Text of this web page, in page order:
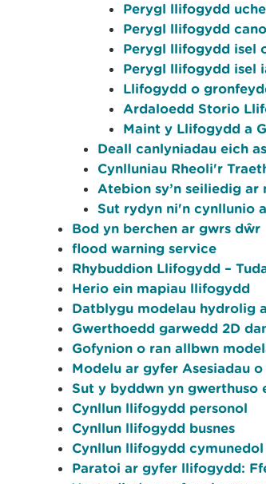
Perygl llifogydd
Perygl llifogydd
Perygl llifogydd isel
Perygl llifogydd isel
Llifogydd o
Ardaloedd Storio
Maint y Llifogydd a
Deall canlyniadau eich
Cynlluniau Rheoli'r
Atebion sy’n seiliedig
Sut rydyn ni'n cynllunio
Bod yn berchen ar gwrs dŵr
flood warning service
Rhybuddion Llifogydd –
Herio ein mapiau llifogydd
Datblygu modelau hydrolig
Gwerthoedd garwedd 2D
Gofynion o ran allbwn
Modelu ar gyfer Asesiadau
Sut y byddwn yn gwerthuso
Cynllun llifogydd personol
Cynllun llifogydd busnes
Cynllun llifogydd cymunedol
Paratoi ar gyfer llifogydd: